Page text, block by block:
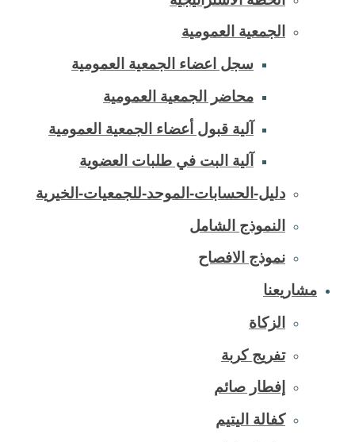
الجمعية العمومية
سجل اعضاء الجمعية العمومية
محاضر الجمعية العمومية
آلية قبول أعضاء الجمعية العمومية
آلية البت في طلبات العضوية
دليل-الحسابات-الموحد-للجمعيات-الخيرية
النموذج الشامل
نموذج الافصاح
مشاريعنا
الزكاة
تفريج كربة
إفطار صائم
كفالة اليتيم